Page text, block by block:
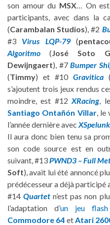
son amour du MSX… On est
participants, avec dans la
(Carambalan Studios), #2
#3 Virus LQP-79(
Algoritmo (José Soto
Dewijngaert), #7Bumper
(Timmy) et #10 Gravitica (
s’ajoutent trois jeux rendus
moindre, est #12XRacing,
Santiago Ontañón Villar, le
l’année dernière avec
Il aura donc bien tenu sa
son code source est en
suivant, #13PWND3 – Full
Soft), avait lui été annoncé
prédécesseur a déjà participé
#14Quartet n’est pas non
l’adaptation d’un jeu
Commodore 64 etAtari